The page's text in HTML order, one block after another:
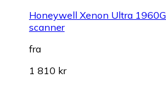
Honeywell Xenon Ultra
scanner
fra
1 810 kr